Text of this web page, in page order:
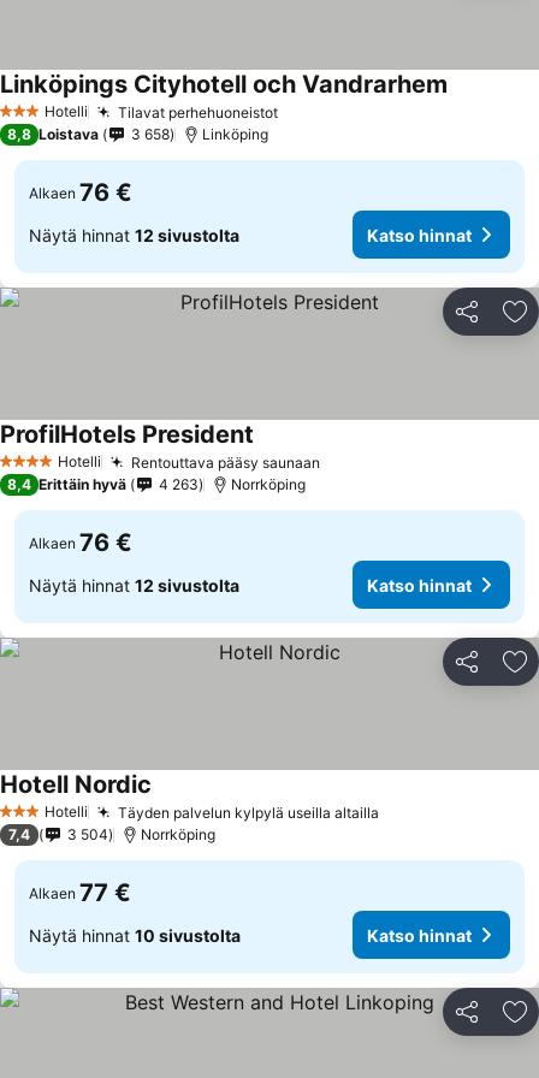
3 Tähtiluokitus
Hotelli Tilavat perhehuoneistot
Linköpings Cityhotell och Vandrarhem
8,8 Loistava 3 658 Linköping
Alkaen 76 €
Näytä hinnat 12 sivustolta Katso hinnat
Jaa
4 Tähtiluokitus
Hotelli Rentouttava pääsy saunaan
ProfilHotels President
8,4 Erittäin hyvä 4 263 Norrköping
Alkaen 76 €
Näytä hinnat 12 sivustolta Katso hinnat
Jaa
3 Tähtiluokitus
Hotelli Täyden palvelun kylpylä useilla altailla
Hotell Nordic
7,4 3 504 Norrköping
Alkaen 77 €
Näytä hinnat 10 sivustolta Katso hinnat
Jaa